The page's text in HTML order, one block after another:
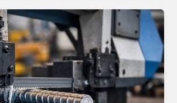
برش
سرد
آرماتور